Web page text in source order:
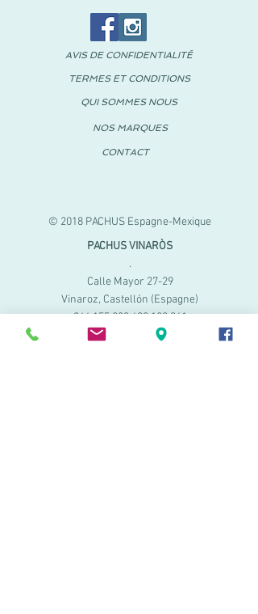
© 2018 PACHUS Espagne-Mexique
AVIS DE CONFIDENTIALITÉ
TERMES ET CONDITIONS
QUI SOMMES NOUS
NOS MARQUES
CONTACT
PACHUS VINARÒS
.
Calle Mayor 27-29
Vinaroz, Castellón (Espagne)
964 155 233 699 182061